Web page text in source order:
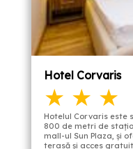
Hotel Corvaris
★ ★ ★
Hotelul Corvaris este
800 de metri de
mall-ul Sun Plaza, şi
terasă şi acces